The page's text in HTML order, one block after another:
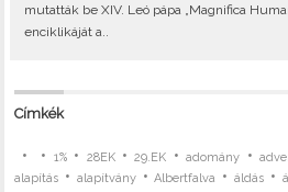
mutatták be XIV. Leó pápa „Magnifica
enciklikáját a..
Címkék
• • 1%• 28EK•29.EK •adomány •
alapítás • alapítvány•Albertfalva •áldás •